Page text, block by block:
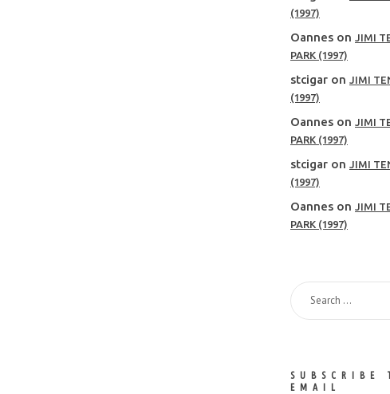
(1997)
Oannes on
JIMI
PARK (1997)
stcigar on
JIMI
(1997)
Oannes on
JIMI
PARK (1997)
stcigar on
JIMI
(1997)
Oannes on
JIMI
PARK (1997)
SEARCH
SUBSCRIBE
EMAIL